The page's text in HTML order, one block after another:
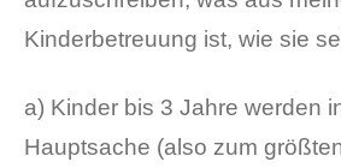
Kinderbetreuung ist, wie sie
a) Kinder bis 3 Jahre werden
Hauptsache (also zum